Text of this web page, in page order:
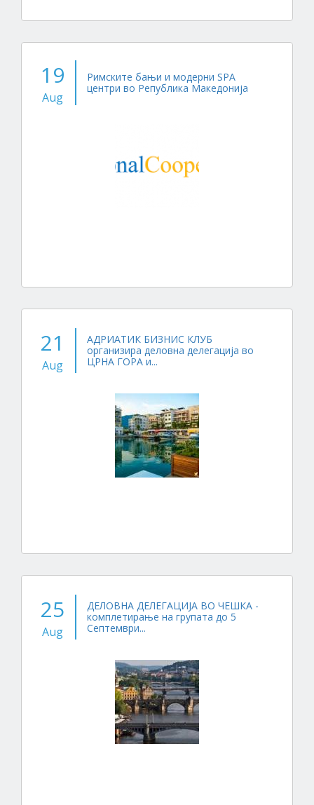
19
Aug
Римските бањи и модерни SPA
центри во Република Македонија
21
Aug
АДРИАТИК БИЗНИС КЛУБ
организира деловна делегација во
ЦРНА ГОРА и...
25
Aug
ДЕЛОВНА ДЕЛЕГАЦИЈА ВО ЧЕШКА -
комплетирање на групата до 5
Септември...